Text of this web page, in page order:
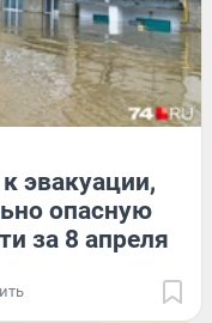
эвакуации,
опасную
за 8 апреля